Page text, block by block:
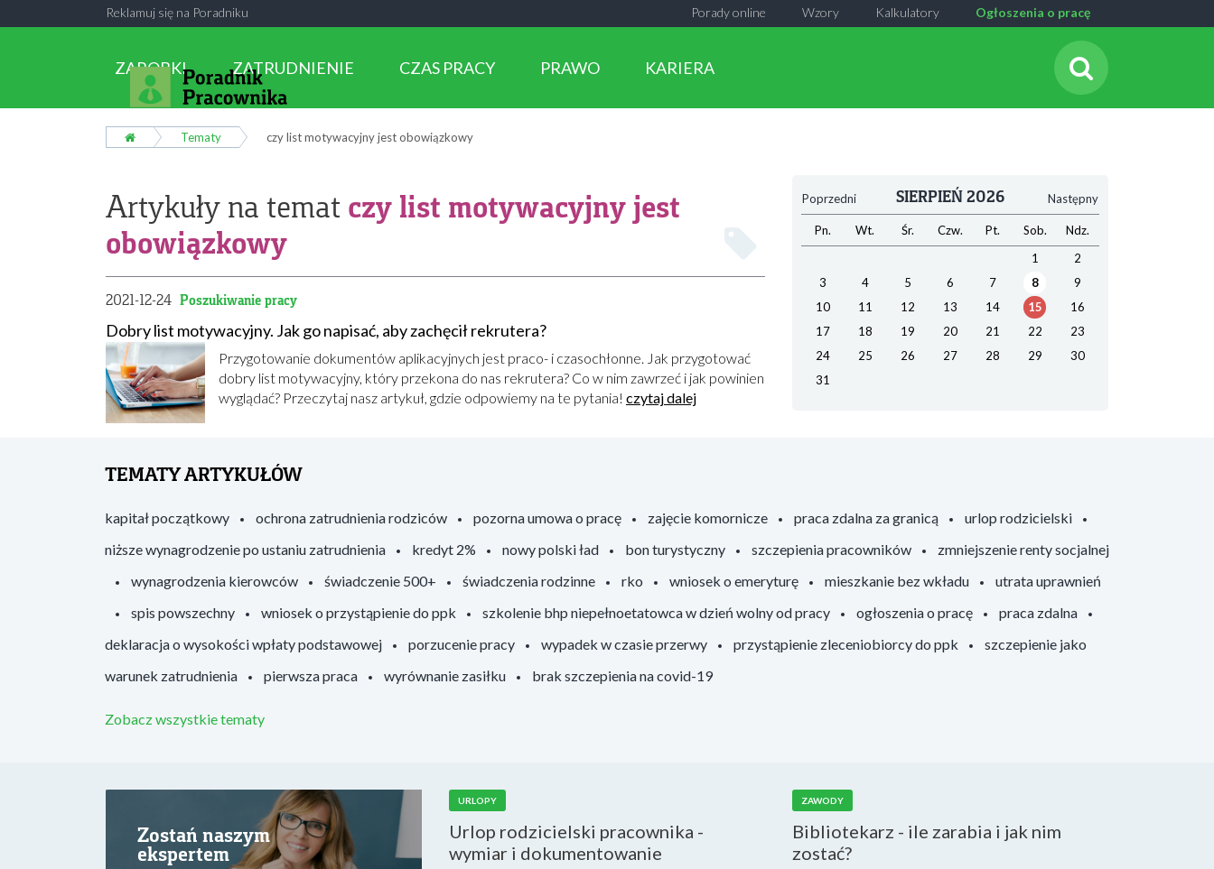
Reklamuj się na Poradniku Ogłoszenia o pracę
Kalkulatory
Wzory
Porady online
ZAROBKI ZATRUDNIENIE CZAS PRACY PRAWO KARIERA
Tematy czy list motywacyjny jest obowiązkowy
Artykuły na temat czy list motywacyjny jest
obowiązkowy
2021-12-24 Poszukiwanie pracy
Dobry list motywacyjny. Jak go napisać, aby zachęcił rekrutera?
Przygotowanie dokumentów aplikacyjnych jest praco- i czasochłonne. Jak przygotować
dobry list motywacyjny, który przekona do nas rekrutera? Co w nim zawrzeć i jak powinien
wyglądać? Przeczytaj nasz artykuł, gdzie odpowiemy na te pytania! czytaj dalej
Poprzedni Następny
SIERPIEŃ 2026
Pn. Wt. Śr. Czw. Pt. Sob.
Ndz.
1
2
3
4 5 6 7 8
9
10
11 12 13 14 15
16
17
18 19 20 21 22
23
24
25 26 27 28 29
30
31
TEMATY ARTYKUŁÓW
kapitał początkowy ochrona zatrudnienia rodziców pozorna umowa o pracę zajęcie komornicze praca zdalna za granicą
urlop rodzicielski
niższe wynagrodzenie po ustaniu zatrudnienia
kredyt 2% nowy polski ład bon turystyczny szczepienia pracowników
zmniejszenie renty socjalnej
wynagrodzenia kierowców
świadczenie 500+ świadczenia rodzinne rko wniosek o emeryturę mieszkanie bez wkładu
utrata uprawnień
spis powszechny
wniosek o przystąpienie do ppk szkolenie bhp niepełnoetatowca w dzień wolny od pracy ogłoszenia o pracę
praca zdalna
deklaracja o wysokości wpłaty podstawowej
porzucenie pracy wypadek w czasie przerwy przystąpienie zleceniobiorcy do ppk
szczepienie jako
warunek zatrudnienia
pierwsza praca wyrównanie zasiłku brak szczepienia na covid-19
Zobacz wszystkie tematy
Zostań naszym
ekspertem
URLOPY
Urlop rodzicielski pracownika -
wymiar i dokumentowanie
ZAWODY
Bibliotekarz - ile zarabia i jak nim
zostać?